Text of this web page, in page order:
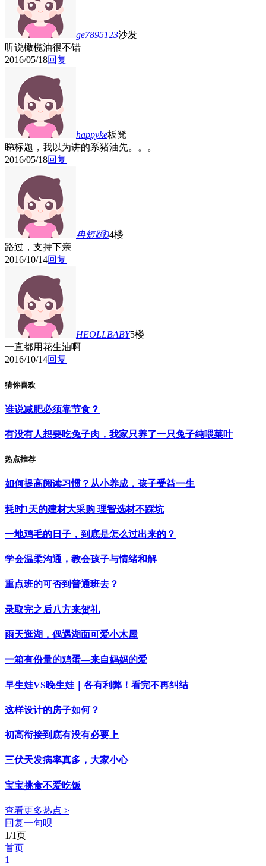
ge7895123沙发
听说橄榄油很不错
2016/05/18回复
happyke板凳
睇标题，我以为讲的系猪油先。。。
2016/05/18回复
冉短蹈94楼
路过，支持下亲
2016/10/14回复
HEOLLBABY5楼
一直都用花生油啊
2016/10/14回复
猜你喜欢
谁说减肥必须靠节食？
有没有人想要吃兔子肉，我家只养了一只兔子纯喂菜叶
热点推荐
如何提高阅读习惯？从小养成，孩子受益一生
耗时1天的建材大采购 理智选材不踩坑
一地鸡毛的日子，到底是怎么过出来的？
学会温柔沟通，教会孩子与情绪和解
重点班的可否到普通班去？
录取完之后八方来贺礼
雨天逛湖，偶遇湖面可爱小木屋
一箱有份量的鸡蛋—来自妈妈的爱
早生娃VS晚生娃｜各有利弊！看完不再纠结
这样设计的房子如何？
初高衔接到底有没有必要上
三伏天发病率真多，大家小心
宝宝挑食不爱吃饭
查看更多热点 >
回复一句呗
1/1页
首页
1